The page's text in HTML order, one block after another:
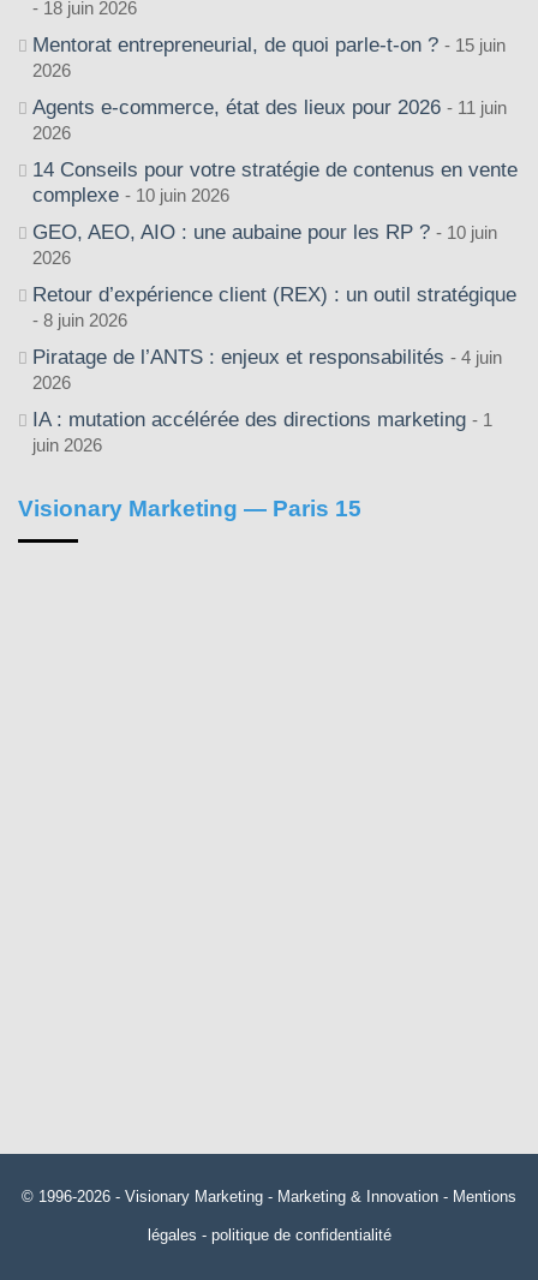
18 juin 2026
Mentorat entrepreneurial, de quoi parle-t-on ?
15 juin
2026
Agents e-commerce, état des lieux pour 2026
11 juin
2026
14 Conseils pour votre stratégie de contenus en vente
complexe
10 juin 2026
GEO, AEO, AIO : une aubaine pour les RP ?
10 juin
2026
Retour d’expérience client (REX) : un outil stratégique
8 juin 2026
Piratage de l’ANTS : enjeux et responsabilités
4 juin
2026
IA : mutation accélérée des directions marketing
1
juin 2026
Visionary Marketing — Paris 15
© 1996-2026 - Visionary Marketing - Marketing & Innovation - Mentions
légales - politique de confidentialité